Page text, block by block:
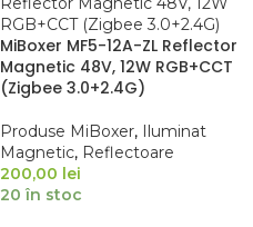
MiBoxer MF5-12A-ZL Reflector
Magnetic 48V, 12W RGB+CCT
(Zigbee 3.0+2.4G)
Produse MiBoxer, Iluminat
Magnetic, Reflectoare
200,00 lei
20 în stoc